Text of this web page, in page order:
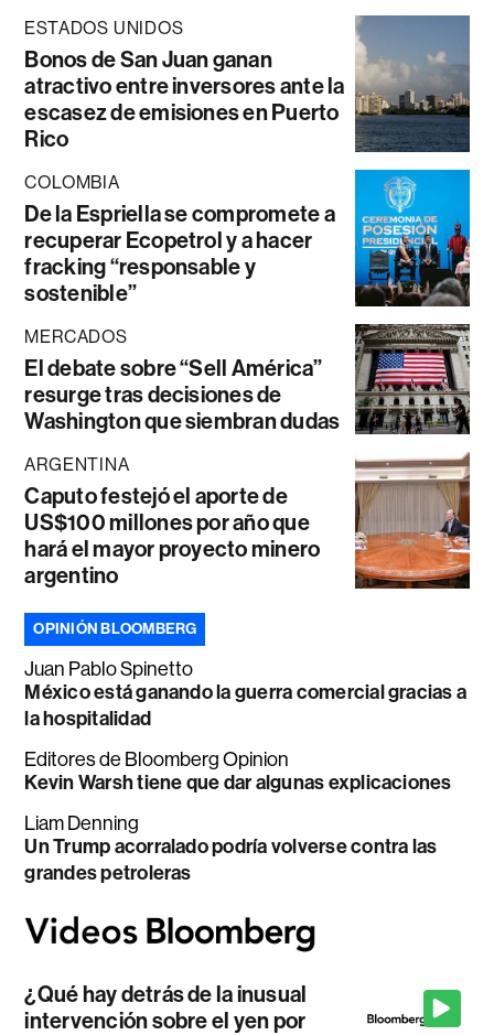
ESTADOS UNIDOS
Bonos de San Juan ganan
atractivo entre inversores ante la
escasez de emisiones en Puerto
Rico
COLOMBIA
De la Espriella se compromete a
recuperar Ecopetrol y a hacer
fracking “responsable y
sostenible”
MERCADOS
El debate sobre “Sell América”
resurge tras decisiones de
Washington que siembran dudas
ARGENTINA
Caputo festejó el aporte de
US$100 millones por año que
hará el mayor proyecto minero
argentino
OPINIÓN BLOOMBERG
Juan Pablo Spinetto
México está ganando la guerra comercial gracias a
la hospitalidad
Editores de Bloomberg Opinion
Kevin Warsh tiene que dar algunas explicaciones
Liam Denning
Un Trump acorralado podría volverse contra las
grandes petroleras
¿Qué hay detrás de la inusual
intervención sobre el yen por